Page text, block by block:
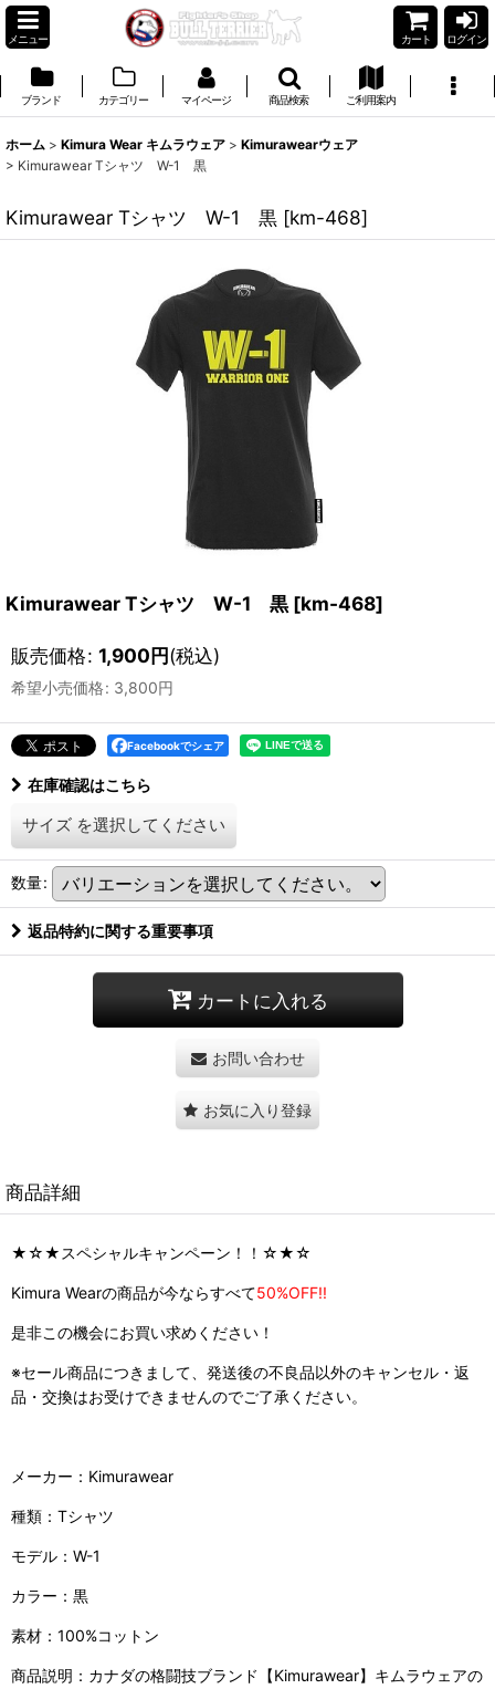
メニュー カート ログイン
ブランド カテゴリー マイページ 商品検索 ご利用案内
ホーム > Kimura Wear キムラウェア > Kimurawearウェア
> Kimurawear Tシャツ W-1 黒
Kimurawear Tシャツ W-1 黒 [km-468]
Kimurawear Tシャツ W-1 黒 [km-468]
販売価格: 1,900円(税込)
希望小売価格: 3,800円
Facebookでシェア
在庫確認はこちら
サイズ を選択してください
数量:
返品特約に関する重要事項
カートに入れる
お問い合わせ
お気に入り登録
商品詳細
★☆★スペシャルキャンペーン！！☆★☆
Kimura Wearの商品が今ならすべて50%OFF!!
是非この機会にお買い求めください！
※セール商品につきまして、発送後の不良品以外のキャンセル・返
品・交換はお受けできませんのでご了承ください。
メーカー：Kimurawear
種類：Tシャツ
モデル：W-1
カラー：黒
素材：100%コットン
商品説明：カナダの格闘技ブランド【Kimurawear】キムラウェアの